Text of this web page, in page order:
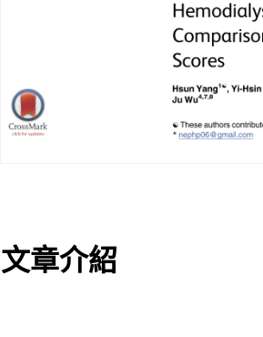
文章介紹